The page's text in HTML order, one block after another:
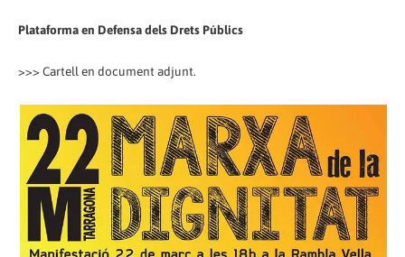
Plataforma en Defensa dels Drets Públics
>>> Cartell en document adjunt.